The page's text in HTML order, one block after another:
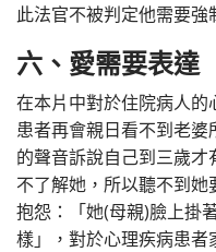
此法官不被判定他需要強
六、愛需要表達
在本片中對於住院病人
患者再會親日看不到老
的聲音訴說自己到三歲
不了解她，所以聽不到
抱怨：「她(母親)臉上掛
樣」，對於心理疾病患